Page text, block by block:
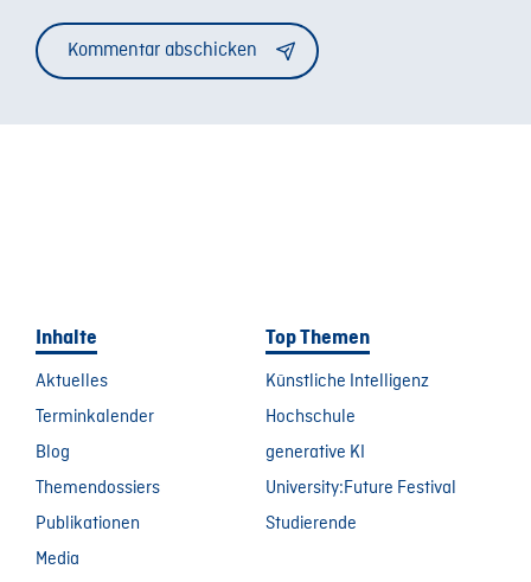
Inhalte
Aktuelles
Terminkalender
Blog
Themendossiers
Publikationen
Media
Top Themen
Künstliche Intelligenz
Hochschule
generative KI
University:Future Festival
Studierende